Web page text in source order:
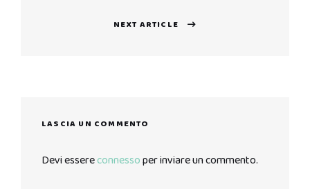
NEXT ARTICLE
LASCIA UN COMMENTO
Devi essereconnessoper inviare un commento.